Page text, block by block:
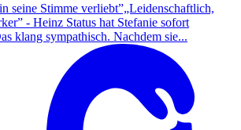
seine Stimme verliebt”„Leidenschaftlich,
- Heinz Status hat Stefanie sofort
klang sympathisch. Nachdem sie...